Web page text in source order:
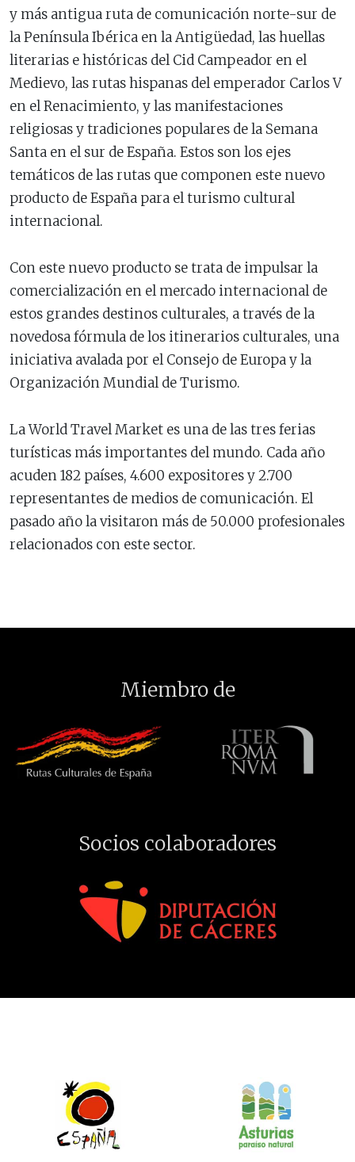
y más antigua ruta de comunicación norte-sur de
la Península Ibérica en la Antigüedad, las huellas
literarias e históricas del Cid Campeador en el
Medievo, las rutas hispanas del emperador Carlos V
en el Renacimiento, y las manifestaciones
religiosas y tradiciones populares de la Semana
Santa en el sur de España. Estos son los ejes
temáticos de las rutas que componen este nuevo
producto de España para el turismo cultural
internacional.
Con este nuevo producto se trata de impulsar la
comercialización en el mercado internacional de
estos grandes destinos culturales, a través de la
novedosa fórmula de los itinerarios culturales, una
iniciativa avalada por el Consejo de Europa y la
Organización Mundial de Turismo.
La World Travel Market es una de las tres ferias
turísticas más importantes del mundo. Cada año
acuden 182 países, 4.600 expositores y 2.700
representantes de medios de comunicación. El
pasado año la visitaron más de 50.000 profesionales
relacionados con este sector.
Miembro de
Socios colaboradores